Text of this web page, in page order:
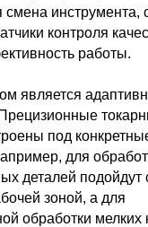
смена инструмента,
контроля
работы.
является
под
для
деталей подойдут
зоной, а для
обработки мелких